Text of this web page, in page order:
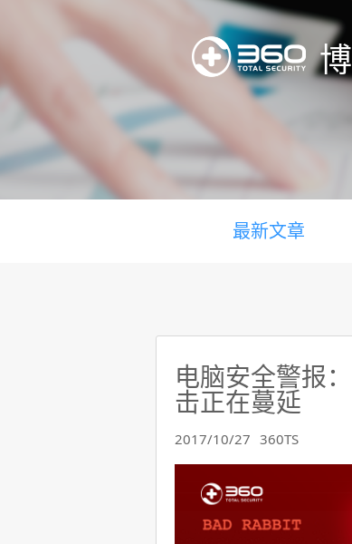
最新文章
电脑安全警报
击正在蔓延
2017/10/27 360TS